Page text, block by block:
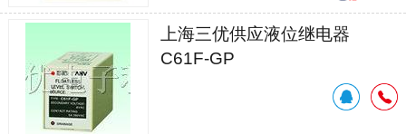
上海三优供应液位继电器
C61F-GP